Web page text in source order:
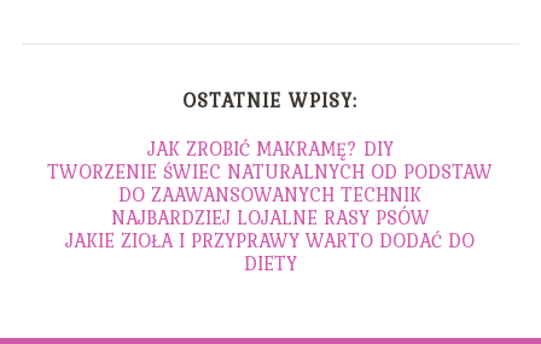
OSTATNIE WPISY:
JAK ZROBIĆ MAKRAMĘ? DIY
TWORZENIE ŚWIEC NATURALNYCH OD PODSTAW
DO ZAAWANSOWANYCH TECHNIK
NAJBARDZIEJ LOJALNE RASY PSÓW
JAKIE ZIOŁA I PRZYPRAWY WARTO DODAĆ DO
DIETY